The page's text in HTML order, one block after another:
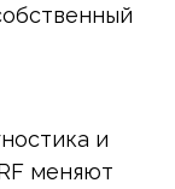
и
меняют